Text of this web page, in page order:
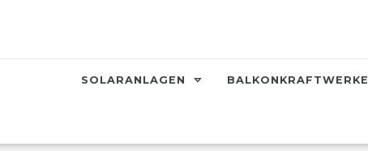
SOLARANLAGEN BALKONKRAFTWERKE